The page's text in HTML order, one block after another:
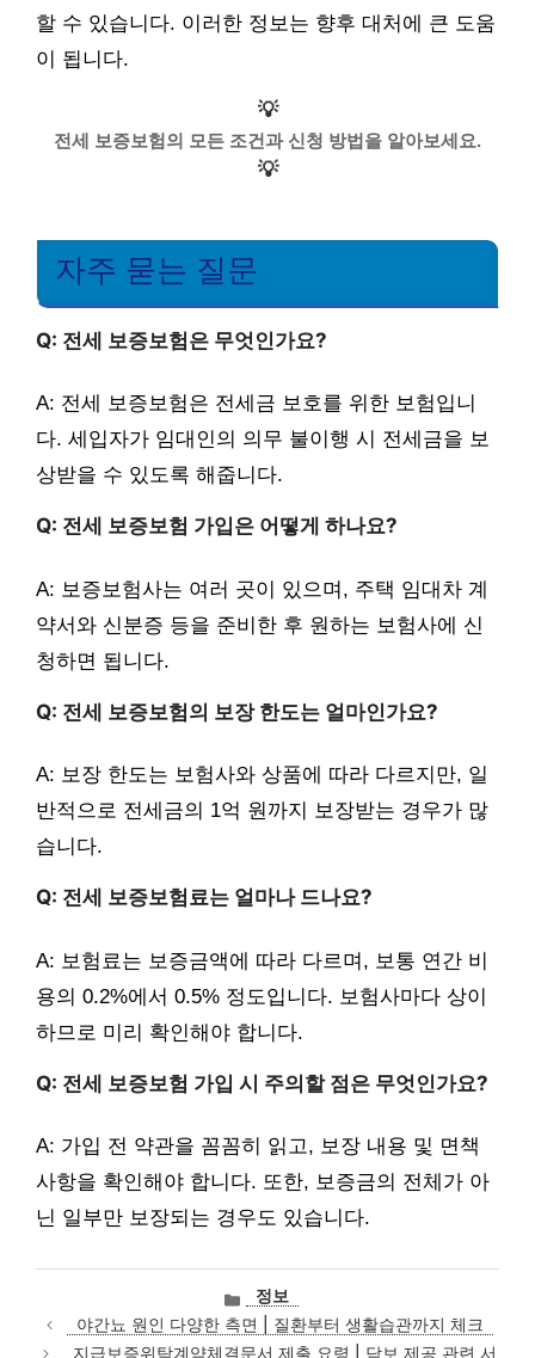
할 수 있습니다. 이러한 정보는 향후 대처에 큰 도움
이 됩니다.
💡
전세 보증보험의 모든 조건과 신청 방법을 알아보세요.
💡
자주 묻는 질문
Q: 전세 보증보험은 무엇인가요?
A: 전세 보증보험은 전세금 보호를 위한 보험입니
다. 세입자가 임대인의 의무 불이행 시 전세금을 보
상받을 수 있도록 해줍니다.
Q: 전세 보증보험 가입은 어떻게 하나요?
A: 보증보험사는 여러 곳이 있으며, 주택 임대차 계
약서와 신분증 등을 준비한 후 원하는 보험사에 신
청하면 됩니다.
Q: 전세 보증보험의 보장 한도는 얼마인가요?
A: 보장 한도는 보험사와 상품에 따라 다르지만, 일
반적으로 전세금의 1억 원까지 보장받는 경우가 많
습니다.
Q: 전세 보증보험료는 얼마나 드나요?
A: 보험료는 보증금액에 따라 다르며, 보통 연간 비
용의 0.2%에서 0.5% 정도입니다. 보험사마다 상이
하므로 미리 확인해야 합니다.
Q: 전세 보증보험 가입 시 주의할 점은 무엇인가요?
A: 가입 전 약관을 꼼꼼히 읽고, 보장 내용 및 면책
사항을 확인해야 합니다. 또한, 보증금의 전체가 아
닌 일부만 보장되는 경우도 있습니다.
카
테
고
정보
야간뇨 원인 다양한 측면 | 질환부터 생활습관까지 체크
지급보증위탁계약체결문서 제출 요령 | 담보 제공 관련 서